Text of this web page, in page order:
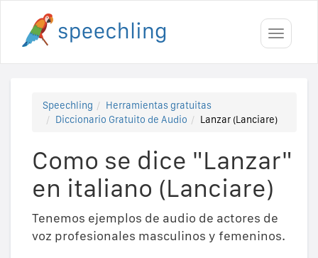
Toggle
Speechling
Herramientas gratuitas
Diccionario Gratuito de Audio
Lanzar (Lanciare)
Como se dice "Lanzar"
en italiano (Lanciare)
Tenemos ejemplos de audio de actores de
voz profesionales masculinos y femeninos.